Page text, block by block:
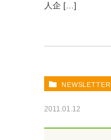
人企 […]
NEWSLETTER
2011.01.12